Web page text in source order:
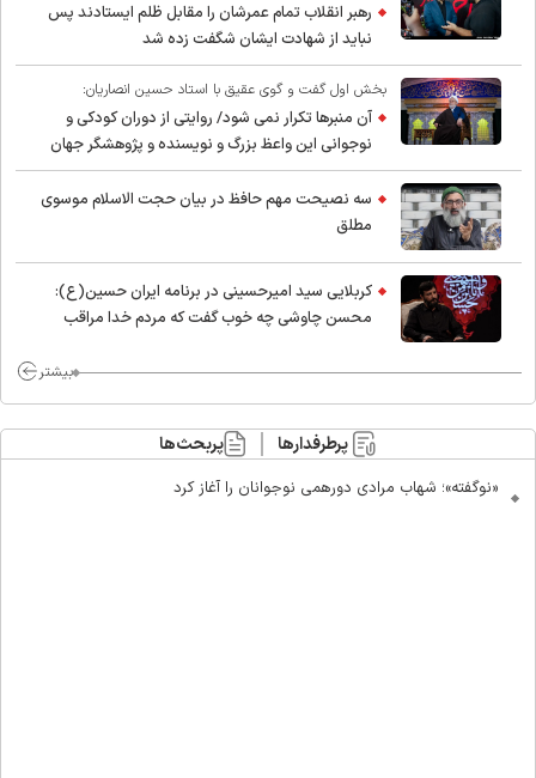
رهبر انقلاب تمام عمرشان را مقابل ظلم ایستادند پس
نباید از شهادت ایشان شگفت زده شد
بخش اول گفت و گوی عقیق با استاد حسین انصاریان:
آن منبرها تکرار نمی شود/ روایتی از دوران کودکی و
نوجوانی این واعظ بزرگ و نویسنده و پژوهشگر جهان
اسلام
سه نصیحت مهم حافظ در بیان حجت الاسلام موسوی
مطلق
کربلایی سید امیر‌حسینی در برنامه ایران حسین(ع):
محسن چاوشی چه خوب گفت که مردم خدا مراقب
بیشتر
پرطرفدارها پربحث‌ها
«نوگفته»؛ شهاب مرادی دورهمی نوجوانان را آغاز کرد